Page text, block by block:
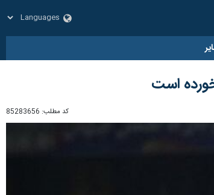
است
کد مطلب: 85283656